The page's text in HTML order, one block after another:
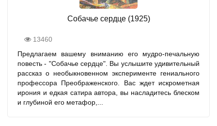
Собачье сердце (1925)
13460
Предлагаем вашему вниманию его мудро-печальную
повесть - "Собачье сердце". Вы услышите удивительный
рассказ о необыкновенном эксперименте гениального
профессора Преображенского. Вас ждет искрометная
ирония и едкая сатира автора, вы насладитесь блеском
и глубиной его метафор,...